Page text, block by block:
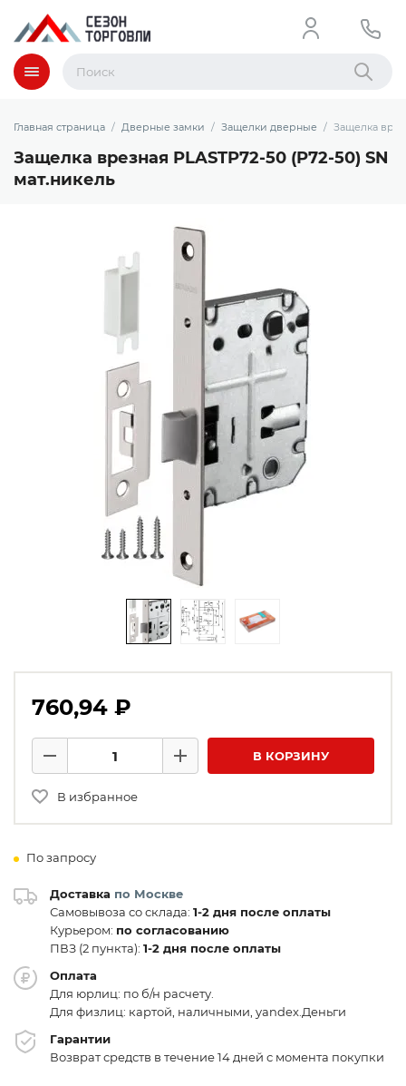
Меню Найти
Главная страница Дверные замки Защелки дверные Защелка
Защелка врезная PLASTP72-50 (P72-50) SN
мат.никель
760,94 ₽
Минус
Плюс В КОРЗИНУ
В избранное
По запросу
Доставка по Москве
Самовывоза со склада: 1-2 дня после оплаты
Курьером: по согласованию
ПВЗ (2 пункта): 1-2 дня после оплаты
Оплата
Для юрлиц: по б/н расчету.
Для физлиц: картой, наличными, yandex.Деньги
Гарантии
Возврат средств в течение 14 дней с момента покупки